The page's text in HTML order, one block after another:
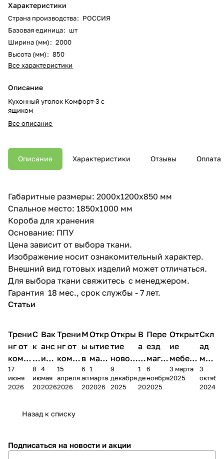
Характеристики
Страна производства: РОССИЯ
Базовая единица: шт
Ширина (мм): 2000
Высота (мм): 850
Все характеристики
Описание
Кухонный уголок Комфорт-3 с
ящиком
Все описание
Описание Характеристики Отзывы Оплата
Габаритные размеры: 2000х1200х850 мм
Спальное место: 1850х1000 мм
Короба для хранения
Основание: ППУ
Цена зависит от выбора ткани.
Изображение носит ознакомительный характер.
Внешний вид готовых изделий может отличаться.
Для выбора ткани свяжитесь с менеджером.
Гарантия 18 мес., срок службы - 7 лет.
Статьи
Трени
нг от
комп
ании
Мело
17
июня
2026
С
к
и
д
к
2
8
июня
2026
Вак
анс
ия в
Чеб
окс
4
мая
2026
Трени
нг от
комп
ании
Мело
15
апреля
2026
М
ы
в
М
А
6
апреля
2026
Откр
ытие
мага
зина
в
1
марта
2026
Откры
тие
новог
о
магаз
9
декабря
2025
В
а
к
а
н
1
декабря
2025
Пере
езд
магаз
ина в
г.
6
ноября
2025
Открыт
ие
мебель
ного
салона
3 марта
2025
Скл
ад
меб
ели
пер
3
2024
Назад к списку
Подписаться на новости и акции